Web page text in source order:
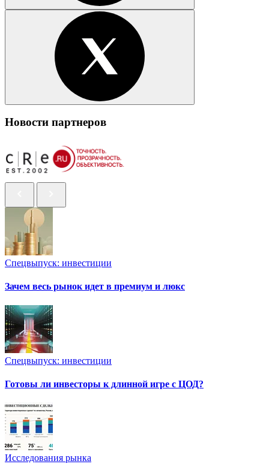
Новости партнеров
Спецвыпуск: инвестиции
Зачем весь рынок идет в премиум и люкс
Спецвыпуск: инвестиции
Готовы ли инвесторы к длинной игре с ЦОД?
Исследования рынка